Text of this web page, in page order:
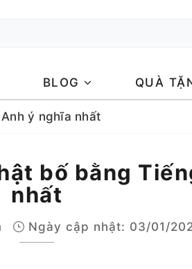
BLOG QUÀ
ý nghĩa nhất
bố bằng
nhất
Ngày cập nhật: 03/01/